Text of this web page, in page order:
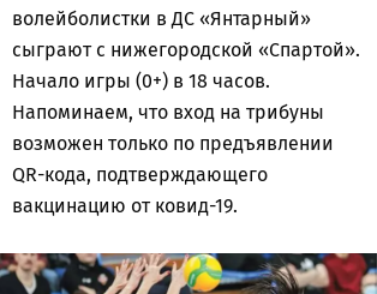
волейболистки в ДС «Янтарный»
сыграют с нижегородской «Спартой».
Начало игры (0+) в 18 часов.
Напоминаем, что вход на трибуны
возможен только по предъявлении
QR-кода, подтверждающего
вакцинацию от ковид-19.